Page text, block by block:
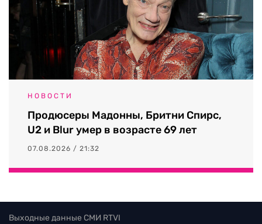
НОВОСТИ
Продюсеры Мадонны, Бритни Спирс,
U2 и Blur умер в возрасте 69 лет
07.08.2026 / 21:32
Выходные данные СМИ RTVI